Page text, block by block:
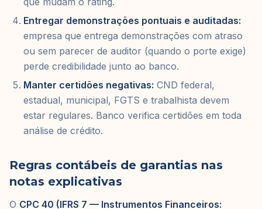
Entregar demonstrações pontuais e auditadas:
empresa que entrega demonstrações com atraso
ou sem parecer de auditor (quando o porte exige)
perde credibilidade junto ao banco.
Manter certidões negativas: CND federal,
estadual, municipal, FGTS e trabalhista devem
estar regulares. Banco verifica certidões em toda
análise de crédito.
Regras contábeis de garantias nas
notas explicativas
O CPC 40 (IFRS 7 — Instrumentos Financeiros: